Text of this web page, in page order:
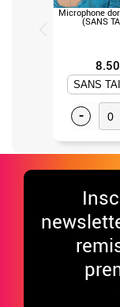
Microphone
(SANS
-